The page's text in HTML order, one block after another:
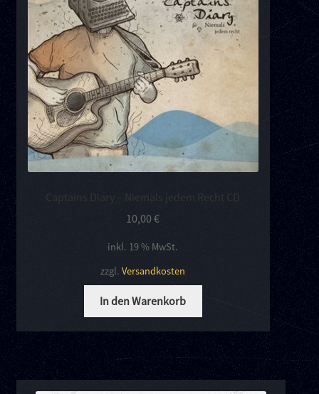
Kontakt
Links
Captains Diary – Niemals jedem Recht CD
10,00€
inkl. 19 % MwSt.
zzgl.Versandkosten
In den Warenkorb